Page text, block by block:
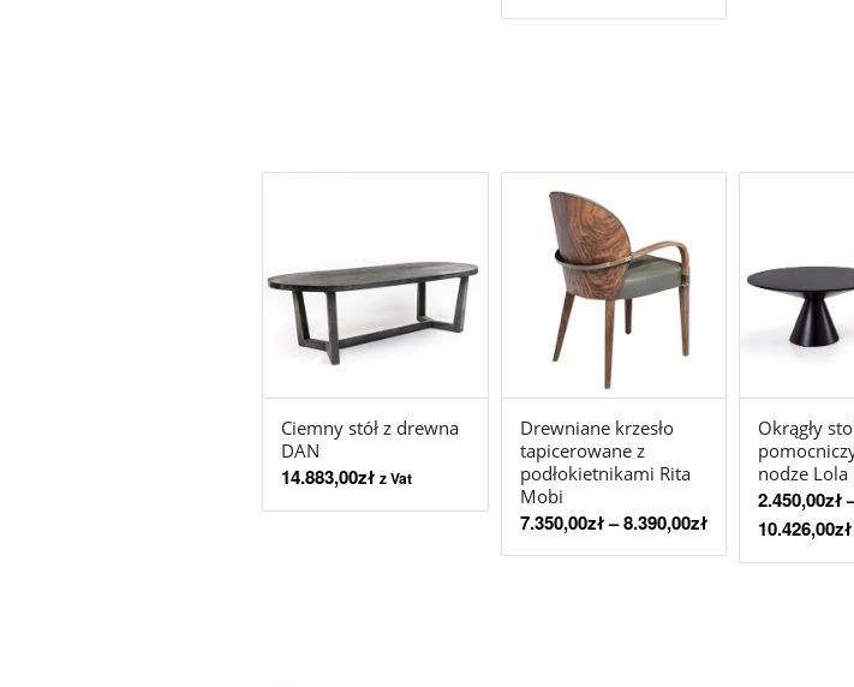
Ciemny stół z drewna
DAN
14.883,00zł z Vat
Drewniane krzesło
tapicerowane z
podłokietnikami Rita
Mobi
7.350,00zł–8.390,00zł
Okrągły
nodze Lola
2.450,00zł
10.426,00zł